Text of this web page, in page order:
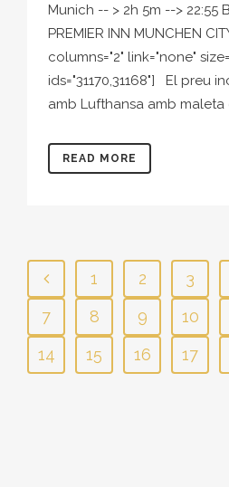
Munich -- > 2h 5m -->
PREMIER INN MUNCHEN
columns="2" link="none"
ids="31170,31168"] El preu
amb Lufthansa amb maleta
READ MORE
1 2 3
7
8 9 10
14
15 16 17